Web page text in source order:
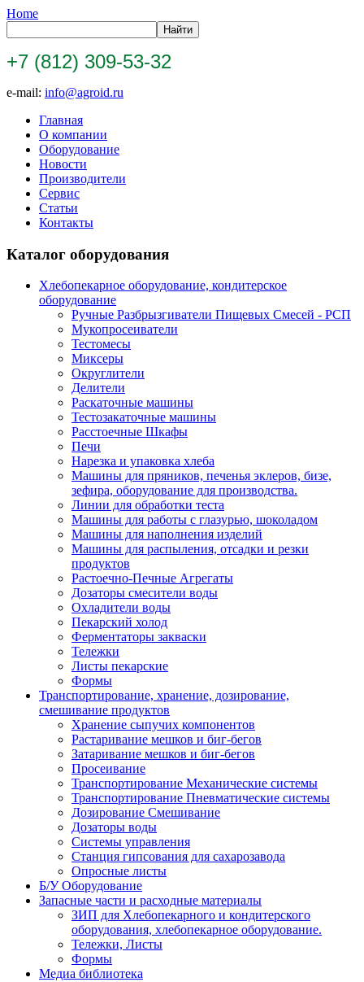
Home
+7 (812) 309-53-32
e-mail: info@agroid.ru
Главная
О компании
Оборудование
Новости
Производители
Сервис
Статьи
Контакты
Каталог оборудования
Хлебопекарное оборудование, кондитерское
оборудование
Ручные Разбрызгиватели Пищевых Смесей - РСП
Мукопросеиватели
Тестомесы
Миксеры
Округлители
Делители
Раскаточные машины
Тестозакаточные машины
Расстоечные Шкафы
Печи
Нарезка и упаковка хлеба
Машины для пряников, печенья эклеров, бизе,
зефира, оборудование для производства.
Линии для обработки теста
Машины для работы с глазурью, шоколадом
Машины для наполнения изделий
Машины для распыления, отсадки и резки
продуктов
Растоечно-Печные Агрегаты
Дозаторы смесители воды
Охладители воды
Пекарский холод
Ферментаторы закваски
Тележки
Листы пекарские
Формы
Транспортирование, хранение, дозирование,
смешивание продуктов
Хранение сыпучих компонентов
Растаривание мешков и биг-бегов
Затаривание мешков и биг-бегов
Просеивание
Транспортирование Механические системы
Транспортирование Пневматические системы
Дозирование Смешивание
Дозаторы воды
Системы управления
Станция гипсования для сахарозавода
Опросные листы
Б/У Оборудование
Запасные части и расходные материалы
ЗИП для Хлебопекарного и кондитерского
оборудования, хлебопекарное оборудование.
Тележки, Листы
Формы
Медиа библиотека